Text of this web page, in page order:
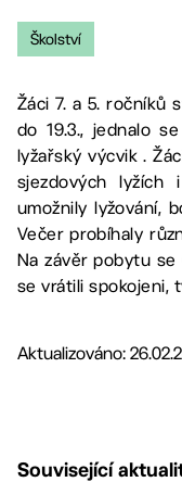
Školství
Žáci 7. a 5. ročníků
do 19.3., jednalo
lyžařský výcvik .
sjezdových lyžích
umožnily lyžování,
Večer probíhaly
Na závěr pobytu se
se vrátili spokojeni,
Aktualizováno:
Související